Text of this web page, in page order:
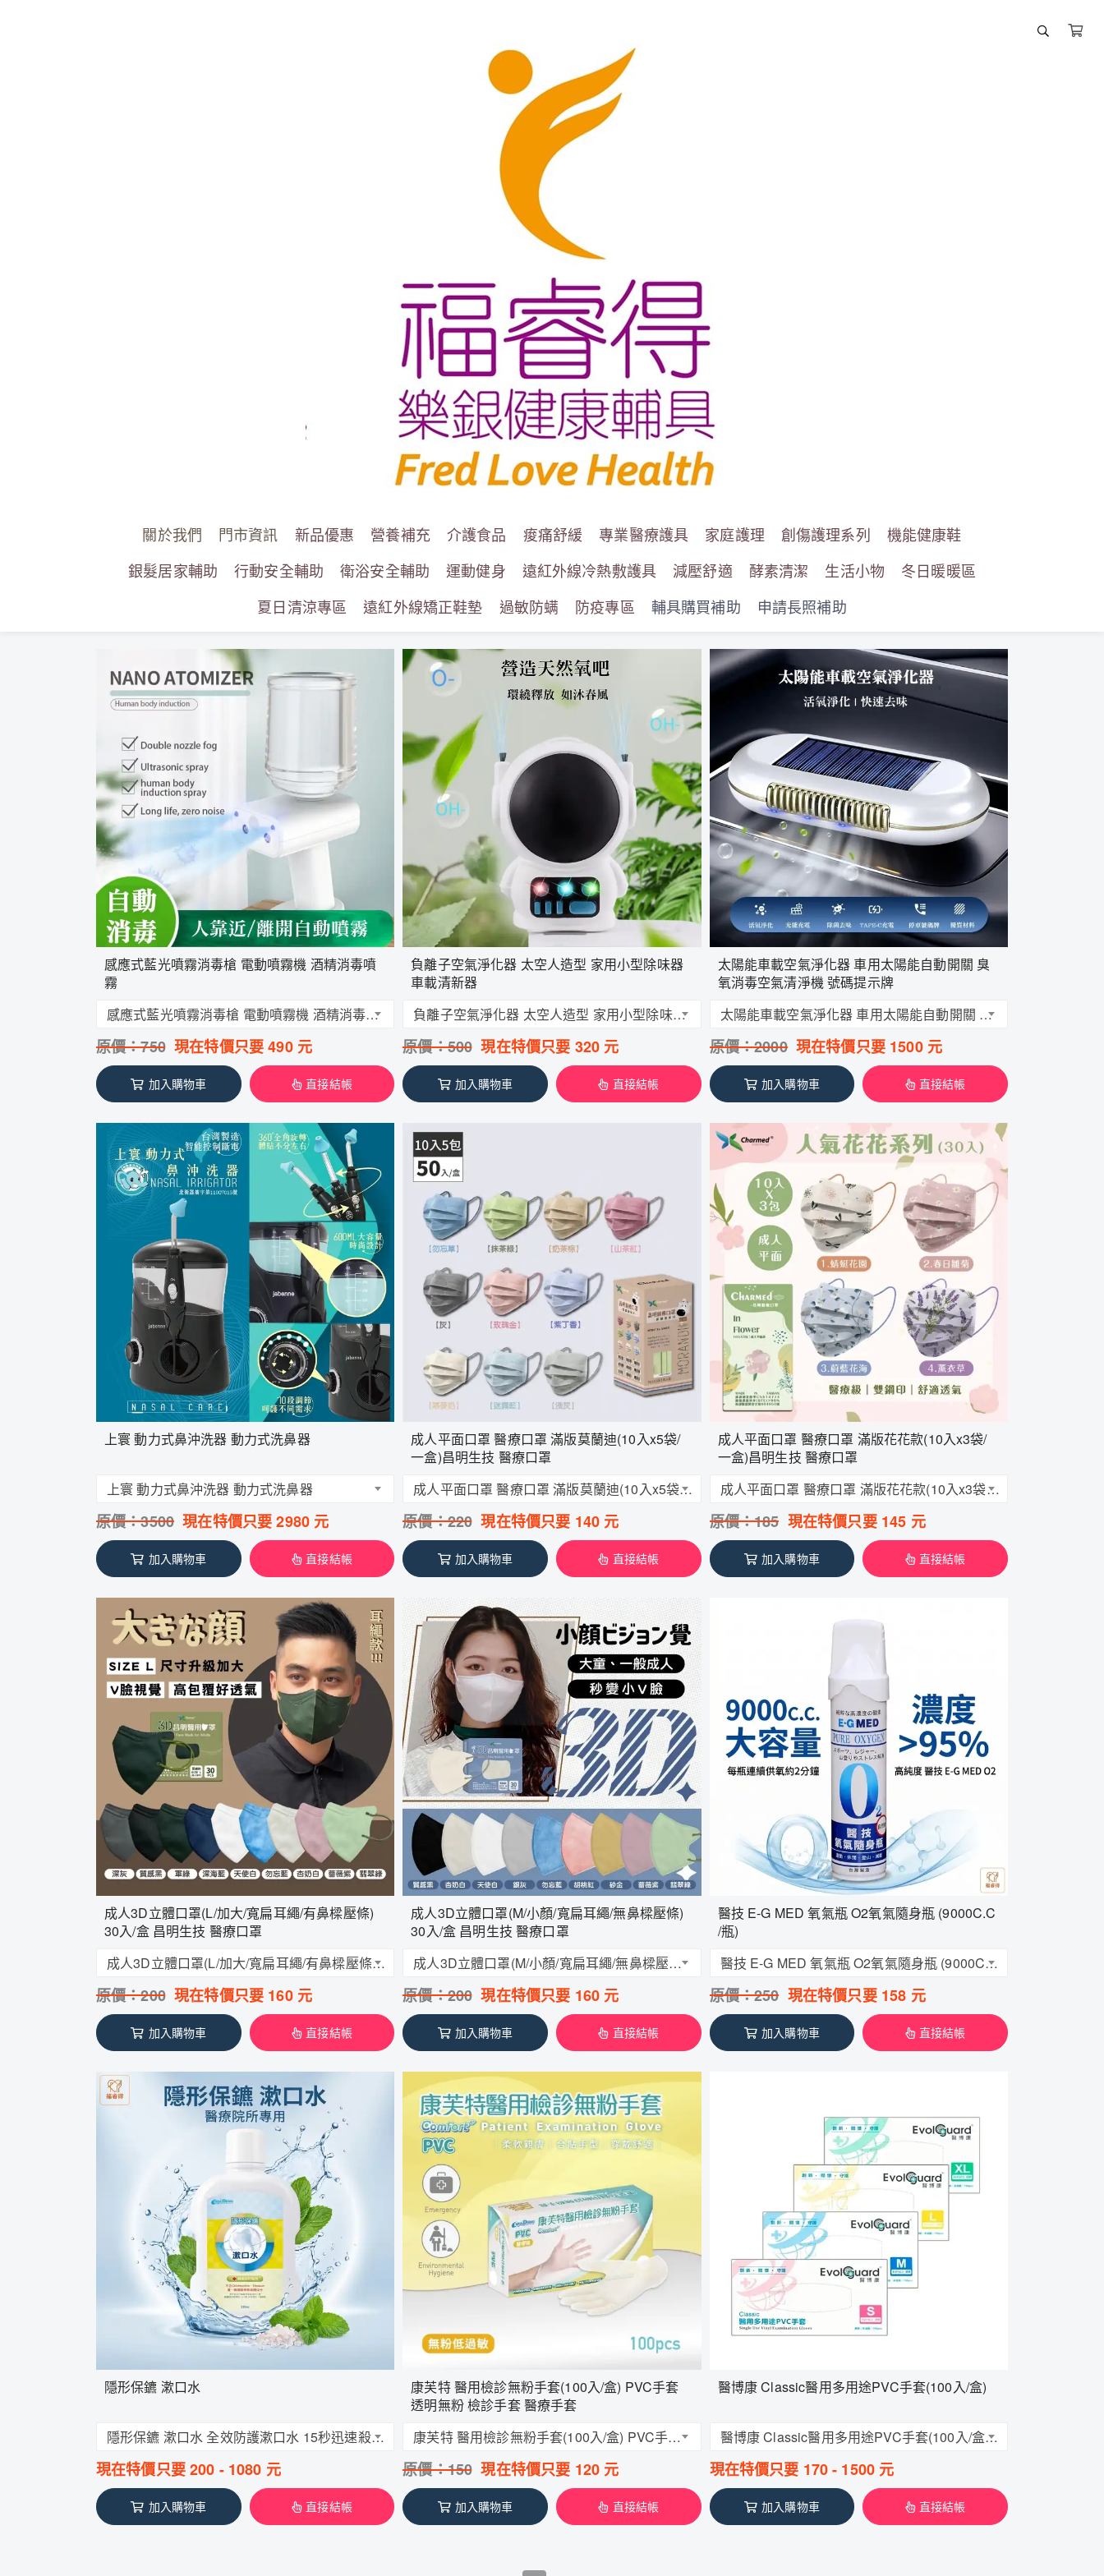
關於我們 門市資訊 新品優惠 營養補充 介護食品 痠痛舒緩 專業醫療護具 家庭護理 創傷護理系列
機能健康鞋
銀髮居家輔助
行動安全輔助 衛浴安全輔助 運動健身 遠紅外線冷熱敷護具 減壓舒適 酵素清潔 生活小物
冬日暖暖區
夏日清涼專區
遠紅外線矯正鞋墊 過敏防螨 防疫專區 輔具購買補助 申請長照補助
感應式藍光噴霧消毒槍 電動噴霧機 酒精消毒噴
霧
感應式藍光噴霧消毒槍 電動噴霧機 酒精消毒噴霧
原價：750 現在特價只要490元
加入購物車 直接結帳
負離子空氣淨化器 太空人造型 家用小型除味器
車載清新器
負離子空氣淨化器 太空人造型 家用小型除味器 車載清新器 除臭除異味
原價：500 現在特價只要 320元
加入購物車 直接結帳
太陽能車載空氣淨化器 車用太陽能自動開關 臭
氧消毒空氣清淨機 號碼提示牌
太陽能車載空氣淨化器 車用太陽能自動開關 臭氧消毒空氣清淨機 號碼提示牌
原價：2000 現在特價只要 1500元
加入購物車 直接結帳
上寰 動力式鼻沖洗器 動力式洗鼻器
上寰 動力式鼻沖洗器 動力式洗鼻器
原價：3500 現在特價只要2980 元
加入購物車 直接結帳
成人平面口罩 醫療口罩 滿版莫蘭迪(10入x5袋/
一盒)昌明生技 醫療口罩
成人平面口罩 醫療口罩 滿版莫蘭迪(10入x5袋/一盒)昌明生技 醫療口罩
原價：220 現在特價只要 140 元
加入購物車 直接結帳
成人平面口罩 醫療口罩 滿版花花款(10入x3袋/
一盒)昌明生技 醫療口罩
成人平面口罩 醫療口罩 滿版花花款(10入x3袋/一盒)昌明生技 醫療口罩
原價：185 現在特價只要 145 元
加入購物車 直接結帳
成人3D立體口罩(L/加大/寬扁耳繩/有鼻樑壓條)
30入/盒 昌明生技 醫療口罩
成人3D立體口罩(L/加大/寬扁耳繩/有鼻樑壓條) 30入/盒 昌明生技 醫療口罩
原價：200 現在特價只要 160元
加入購物車 直接結帳
成人3D立體口罩(M/小顏/寬扁耳繩/無鼻樑壓條)
30入/盒 昌明生技 醫療口罩
成人3D立體口罩(M/小顏/寬扁耳繩/無鼻樑壓條) 30入/盒 昌明生技 醫療口罩
原價：200 現在特價只要 160 元
加入購物車 直接結帳
醫技 E-G MED 氧氣瓶 O2氧氣隨身瓶 (9000C.C
/瓶)
醫技 E-G MED 氧氣瓶 O2氧氣隨身瓶 (9000C.C /瓶)
原價：250 現在特價只要 158 元
加入購物車 直接結帳
隱形保鑣 漱口水
隱形保鑣 漱口水 全效防護漱口水 15秒迅速殺滅口腔細菌 快速分解口腔異味 無藥味 舒緩疼痛
現在特價只要200 - 1080 元
加入購物車 直接結帳
康芙特 醫用檢診無粉手套(100入/盒) PVC手套
透明無粉 檢診手套 醫療手套
康芙特 醫用檢診無粉手套(100入/盒) PVC手套 透明無粉 檢診手套 醫療手套
原價：150 現在特價只要 120元
加入購物車 直接結帳
醫博康 Classic醫用多用途PVC手套(100入/盒)
醫博康 Classic醫用多用途PVC手套(100入/盒) 透明無粉 檢診手套 醫療手套
現在特價只要 170 - 1500元
加入購物車 直接結帳